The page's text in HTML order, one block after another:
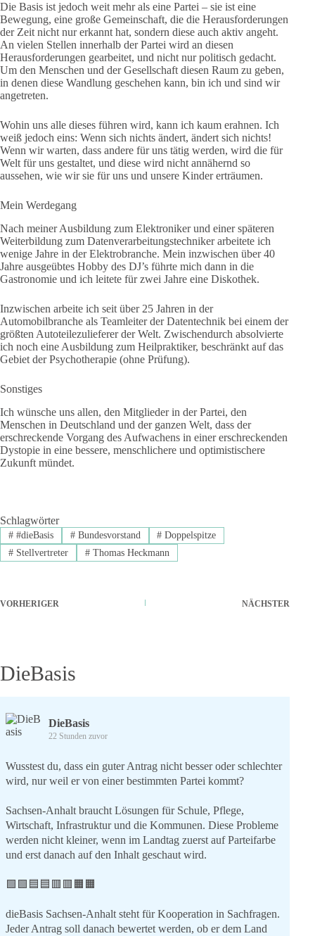
Die Basis ist jedoch weit mehr als eine Partei – sie ist eine
Bewegung, eine große Gemeinschaft, die die Herausforderungen
der Zeit nicht nur erkannt hat, sondern diese auch aktiv angeht.
An vielen Stellen innerhalb der Partei wird an diesen
Herausforderungen gearbeitet, und nicht nur politisch gedacht.
Um den Menschen und der Gesellschaft diesen Raum zu geben,
in denen diese Wandlung geschehen kann, bin ich und sind wir
angetreten.
Wohin uns alle dieses führen wird, kann ich kaum erahnen. Ich
weiß jedoch eins: Wenn sich nichts ändert, ändert sich nichts!
Wenn wir warten, dass andere für uns tätig werden, wird die für
Welt für uns gestaltet, und diese wird nicht annähernd so
aussehen, wie wir sie für uns und unsere Kinder erträumen.
Mein Werdegang
Nach meiner Ausbildung zum Elektroniker und einer späteren
Weiterbildung zum Datenverarbeitungstechniker arbeitete ich
wenige Jahre in der Elektrobranche. Mein inzwischen über 40
Jahre ausgeübtes Hobby des DJ’s führte mich dann in die
Gastronomie und ich leitete für zwei Jahre eine Diskothek.
Inzwischen arbeite ich seit über 25 Jahren in der
Automobilbranche als Teamleiter der Datentechnik bei einem der
größten Autoteilezulieferer der Welt. Zwischendurch absolvierte
ich noch eine Ausbildung zum Heilpraktiker, beschränkt auf das
Gebiet der Psychotherapie (ohne Prüfung).
Sonstiges
Ich wünsche uns allen, den Mitglieder in der Partei, den
Menschen in Deutschland und der ganzen Welt, dass der
erschreckende Vorgang des Aufwachens in einer erschreckenden
Dystopie in eine bessere, menschlichere und optimistischere
Zukunft mündet.
Schlagwörter
##dieBasis #Bundesvorstand # Doppelspitze
#Stellvertreter #Thomas Heckmann
VORHERIGER NÄCHSTER
DieBasis
DieBasis
22 Stunden zuvor
Wusstest du, dass ein guter Antrag nicht besser oder schlechter
wird, nur weil er von einer bestimmten Partei kommt?
Sachsen-Anhalt braucht Lösungen für Schule, Pflege,
Wirtschaft, Infrastruktur und die Kommunen. Diese Probleme
werden nicht kleiner, wenn im Landtag zuerst auf Parteifarbe
und erst danach auf den Inhalt geschaut wird.
🟩🟩🟦🟦🟥🟥🟧🟧
dieBasis Sachsen-Anhalt steht für Kooperation in Sachfragen.
Jeder Antrag soll danach bewertet werden, ob er dem Land